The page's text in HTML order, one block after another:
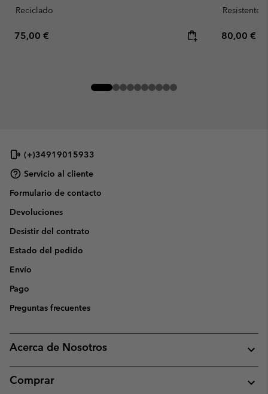
Reciclado
Regular price:
75,00 €
Resistente
Regular
80,00 €
(+)34919015933
Servicio al cliente
Formulario de contacto
Devoluciones
Desistir del contrato
Estado del pedido
Envío
Pago
Preguntas frecuentes
Acerca de Nosotros
Comprar